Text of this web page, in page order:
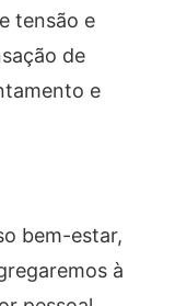
tensão e
de
e
bem-estar,
à